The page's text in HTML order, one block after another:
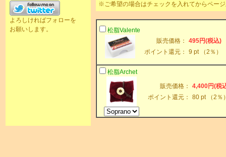
よろしければフォローを
お願いします。
※ご希望の場合はチェックを入れてからペー
松脂Valente
販売価格：
495円(税込)
ポイント還元：
9 pt （2％）
松脂Archet
販売価格：
4,400円(税
ポイント還元：
80 pt （2％